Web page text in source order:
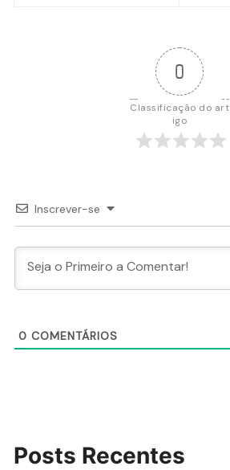
0
Classificação do art
igo
Inscrever-se
0 COMENTÁRIOS
Posts Recentes